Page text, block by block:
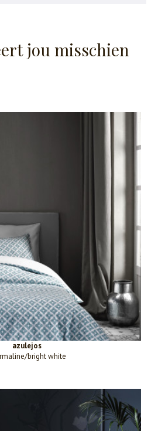
jou misschien
azulejos
bright white